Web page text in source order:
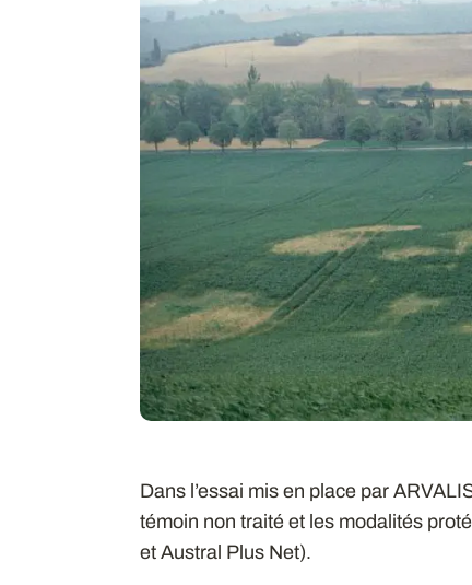
Dans l’essai mis en place par
témoin non traité et les modalités
et Austral Plus Net).